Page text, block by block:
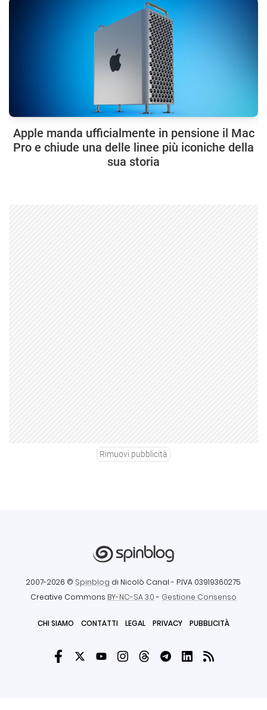
Apple manda ufficialmente in pensione il Mac
Pro e chiude una delle linee più iconiche della
sua storia
Rimuovi pubblicità
2007-2026 © Spinblog di Nicolò Canal - P.IVA 03919360275
Creative Commons BY-NC-SA 3.0- Gestione Consenso
CHI SIAMO CONTATTI LEGAL PRIVACY PUBBLICITÀ